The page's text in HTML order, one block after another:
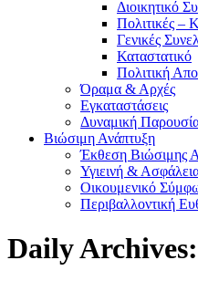
Διοικητικό
Πολιτικές –
Γενικές
Καταστατικό
Πολιτική
Όραμα & Αρχές
Εγκαταστάσεις
Δυναμική
Βιώσιμη Ανάπτυξη
Έκθεση Βιώσιμης
Υγιεινή &
Οικουμενικό
Περιβαλλοντική
Daily Archives: